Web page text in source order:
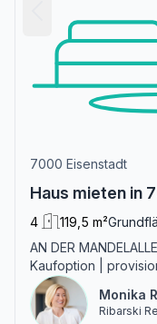
7000 Eisenstadt
Haus mieten in
4 119,5 m²
AN DER
Kaufoption |
Monika
Ribarski